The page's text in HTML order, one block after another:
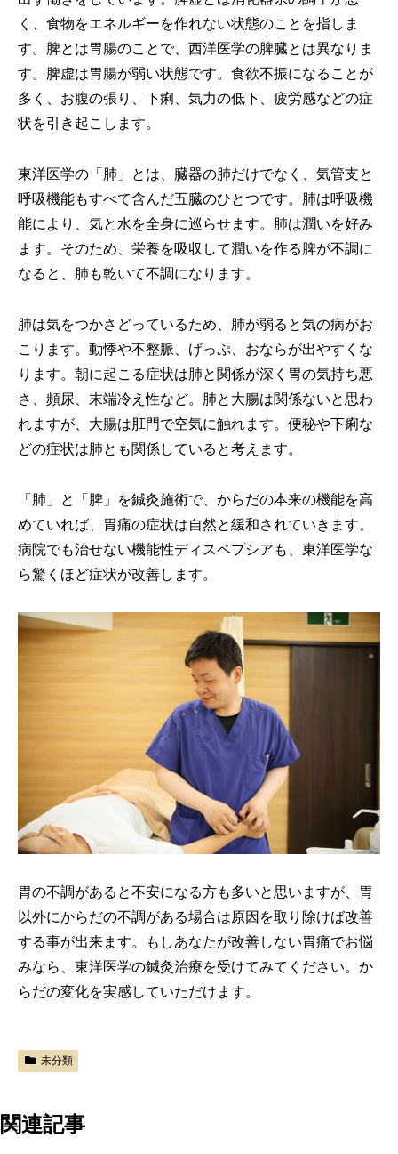
く、食物をエネルギーを作れない状態のことを指しま
す。脾とは胃腸のことで、西洋医学の脾臓とは異なりま
す。脾虚は胃腸が弱い状態です。食欲不振になることが
多く、お腹の張り、下痢、気力の低下、疲労感などの症
状を引き起こします。
東洋医学の「肺」とは、臓器の肺だけでなく、気管支と
呼吸機能もすべて含んだ五臓のひとつです。肺は呼吸機
能により、気と水を全身に巡らせます。肺は潤いを好み
ます。そのため、栄養を吸収して潤いを作る脾が不調に
なると、肺も乾いて不調になります。
肺は気をつかさどっているため、肺が弱ると気の病がお
こります。動悸や不整脈、げっぷ、おならが出やすくな
ります。朝に起こる症状は肺と関係が深く胃の気持ち悪
さ、頻尿、末端冷え性など。肺と大腸は関係ないと思わ
れますが、大腸は肛門で空気に触れます。便秘や下痢な
どの症状は肺とも関係していると考えます。
「肺」と「脾」を鍼灸施術で、からだの本来の機能を高
めていれば、胃痛の症状は自然と緩和されていきます。
病院でも治せない機能性ディスペプシアも、東洋医学な
ら驚くほど症状が改善します。
胃の不調があると不安になる方も多いと思いますが、胃
以外にからだの不調がある場合は原因を取り除けば改善
する事が出来ます。もしあなたが改善しない胃痛でお悩
みなら、東洋医学の鍼灸治療を受けてみてください。か
らだの変化を実感していただけます。
未分類
関連記事